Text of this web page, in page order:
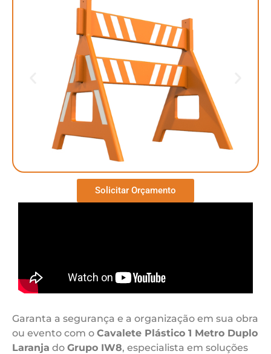
Solicitar Orçamento
Garanta a segurança e a organização em sua obra
ou evento com o Cavalete Plástico 1 Metro Duplo
Laranja do Grupo IW8, especialista em soluções